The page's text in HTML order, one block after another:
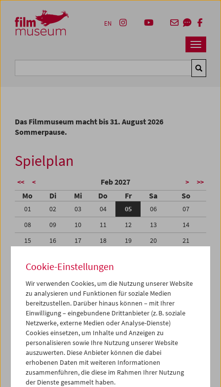
Zum Inhalt
Zum Hauptmenü
Zur Servicenavigation
Zum Suche
Navbar
EN
Das Filmmuseum macht bis 31. August 2026
Sommerpause.
Spielplan
<< < Feb 2027 > >>
Mo Di Mi Do Fr Sa So
01 02 03 04 05 06
07
08
09 10 11 12 13
14
15
16 17 18 19 20
21
01
02 03 04
08
09 10 11 12 13 14
iCalender
Programmheft-PDF
English language or subtitles
Cookie-Einstellungen
Wir verwenden Cookies, um die Nutzung unserer Website
zu analysieren und Funktionen für soziale Medien
bereitzustellen. Darüber hinaus können – mit Ihrer
Einwilligung – eingebundene Drittanbieter (z. B. soziale
Netzwerke, externe Medien oder Analyse-Dienste)
Cookies einsetzen, um Inhalte und Anzeigen zu
personalisieren sowie Ihre Nutzung unserer Website
auszuwerten. Diese Anbieter können die dabei
erhobenen Daten mit weiteren Informationen
zusammenführen, die diese im Rahmen Ihrer Nutzung
der Dienste gesammelt haben.